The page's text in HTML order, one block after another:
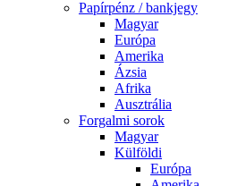
Papírpénz / bankjegy
Magyar
Európa
Amerika
Ázsia
Afrika
Ausztrália
Forgalmi sorok
Magyar
Külföldi
Európa